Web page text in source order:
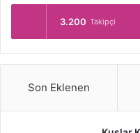
3.200 Takipçi
Son Eklenen